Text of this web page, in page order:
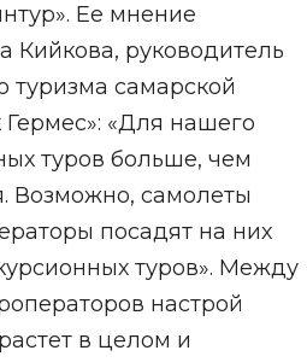
Ее мнение
Кийкова, руководитель
туризма самарской
«Для нашего
туров больше, чем
Возможно, самолеты
посадят на них
туров». Между
настрой
в целом и